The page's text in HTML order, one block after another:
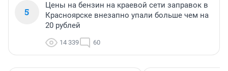
5
Цены на бензин на краевой сети заправок в
Красноярске внезапно упали больше чем на
20 рублей
14 339 60